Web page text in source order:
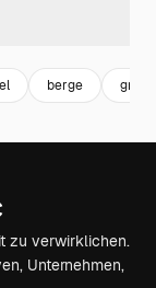
berge grass
zu verwirklichen.
Unternehmen,